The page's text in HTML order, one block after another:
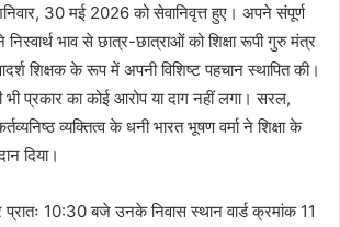
30 मई 2026 को सेवानिवृत्त हुए। अपने संपूर्ण
निस्वार्थ भाव से छात्र-छात्राओं को शिक्षा रूपी गुरु मंत्र
शिक्षक के रूप में अपनी विशिष्ट पहचान स्थापित की।
प्रकार का कोई आरोप या दाग नहीं लगा। सरल,
व्यक्तित्व के धनी भारत भूषण वर्मा ने शिक्षा के
दिया।
प्रातः 10:30 बजे उनके निवास स्थान वार्ड क्रमांक 11